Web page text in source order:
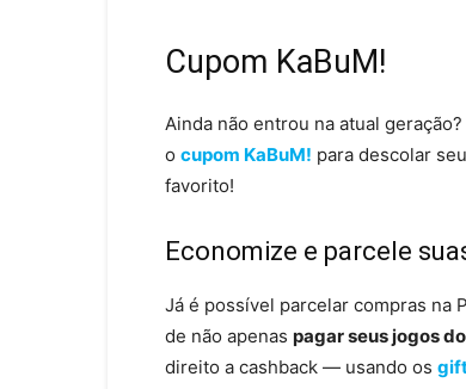
Cupom KaBuM!
Ainda não entrou na atual
o cupom KaBuM! para descolar
favorito!
Economize e parcele
Já é possível parcelar compras na
de não apenas pagar seus jogos
direito a cashback — usando os